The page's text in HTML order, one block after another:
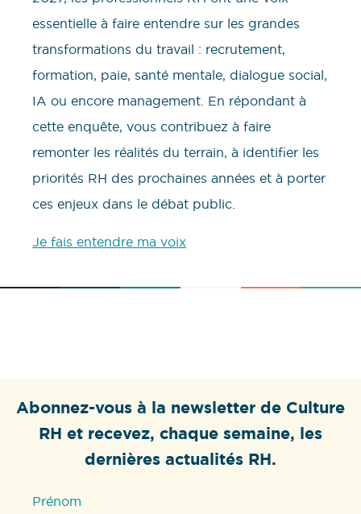
essentielle à faire entendre sur les grandes
transformations du travail : recrutement,
formation, paie, santé mentale, dialogue social,
IA ou encore management. En répondant à
cette enquête, vous contribuez à faire
remonter les réalités du terrain, à identifier les
priorités RH des prochaines années et à porter
ces enjeux dans le débat public.
Je fais entendre ma voix
Abonnez-vous à la newsletter de Culture
RH et recevez, chaque semaine, les
dernières actualités RH.
Prénom